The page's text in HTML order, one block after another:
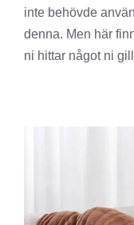
inte behövde
denna. Men här
ni hittar något ni